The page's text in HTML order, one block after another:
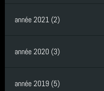
année 2021 (2)
année 2020 (3)
année 2019 (5)